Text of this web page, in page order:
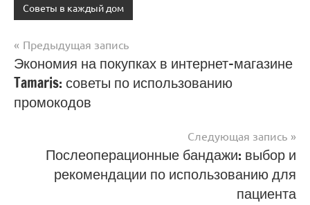
Советы в каждый дом
Навигация
по
записям
Предыдущая запись
Экономия на покупках в интернет-магазине
Tamaris: советы по использованию
промокодов
Следующая запись
Послеоперационные бандажи: выбор и
рекомендации по использованию для
пациента